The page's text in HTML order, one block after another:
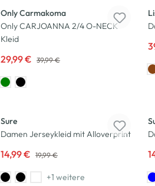
Only Carmakoma
Only CARJOANNA 2/4 O-NECK
Kleid
29,99 € 39,99 €
Sure
Damen Jerseykleid mit Alloverprint
14,99 € 19,99 €
+1 weitere